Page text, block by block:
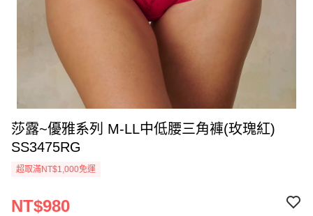
莎露~優雅系列 M-LL中低腰三角褲(玫瑰紅)
SS3475RG
超取滿NT$1,000免運
NT$980